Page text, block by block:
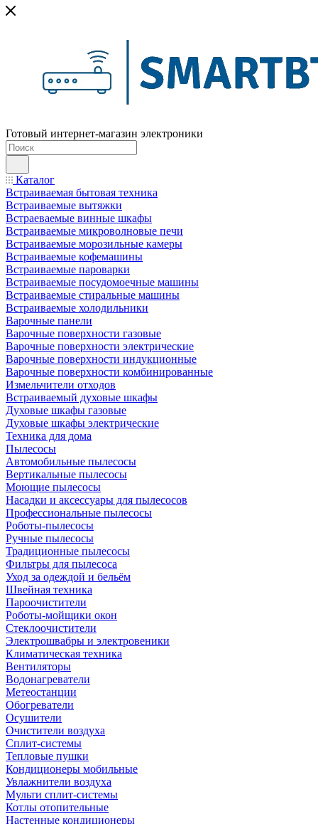
Готовый интернет-магазин электроники
Каталог
Встраиваемая бытовая техника
Встраиваемые вытяжки
Встраеваемые винные шкафы
Встраиваемые микроволновые печи
Встраиваемые морозильные камеры
Встраиваемые кофемашины
Встраиваемые пароварки
Встраиваемые посудомоечные машины
Встраиваемые стиральные машины
Встраиваемые холодильники
Варочные панели
Варочные поверхности газовые
Варочные поверхности электрические
Варочные поверхности индукционные
Варочные поверхности комбинированные
Измельчители отходов
Встраиваемый духовые шкафы
Духовые шкафы газовые
Духовые шкафы электрические
Техника для дома
Пылесосы
Автомобильные пылесосы
Вертикальные пылесосы
Моющие пылесосы
Насадки и аксессуары для пылесосов
Профессиональные пылесосы
Роботы-пылесосы
Ручные пылесосы
Традиционные пылесосы
Фильтры для пылесоса
Уход за одеждой и бельём
Швейная техника
Пароочистители
Роботы-мойщики окон
Стеклоочистители
Электрошвабры и электровеники
Климатическая техника
Вентиляторы
Водонагреватели
Метеостанции
Обогреватели
Осушители
Очистители воздуха
Сплит-системы
Тепловые пушки
Кондиционеры мобильные
Увлажнители воздуха
Мульти сплит-системы
Котлы отопительные
Настенные кондиционеры